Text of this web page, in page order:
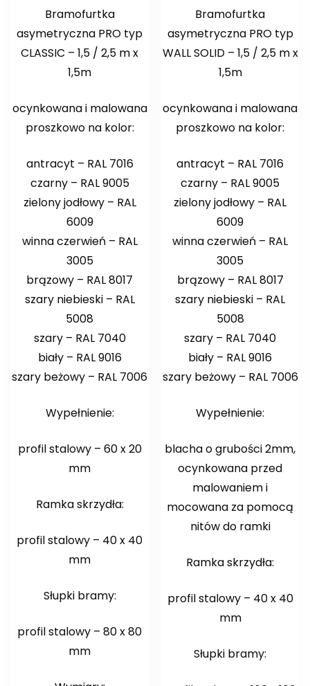
Bramofurtka
asymetryczna PRO typ
CLASSIC – 1,5 / 2,5 m x
1,5m
ocynkowana i malowana
proszkowo na kolor:
antracyt – RAL 7016
czarny – RAL 9005
zielony jodłowy – RAL
6009
winna czerwień – RAL
3005
brązowy – RAL 8017
szary niebieski – RAL
5008
szary – RAL 7040
biały – RAL 9016
szary beżowy – RAL 7006
Wypełnienie:
profil stalowy – 60 x 20
mm
Ramka skrzydła:
profil stalowy – 40 x 40
mm
Słupki bramy:
profil stalowy – 80 x 80
mm
Bramofurtka
asymetryczna PRO typ
WALL SOLID – 1,5 / 2,5 m x
1,5m
ocynkowana i malowana
proszkowo na kolor:
antracyt – RAL 7016
czarny – RAL 9005
zielony jodłowy – RAL
6009
winna czerwień – RAL
3005
brązowy – RAL 8017
szary niebieski – RAL
5008
szary – RAL 7040
biały – RAL 9016
szary beżowy – RAL 7006
Wypełnienie:
blacha o grubości 2mm,
ocynkowana przed
malowaniem i
mocowana za pomocą
nitów do ramki
Ramka skrzydła:
profil stalowy – 40 x 40
mm
Słupki bramy: